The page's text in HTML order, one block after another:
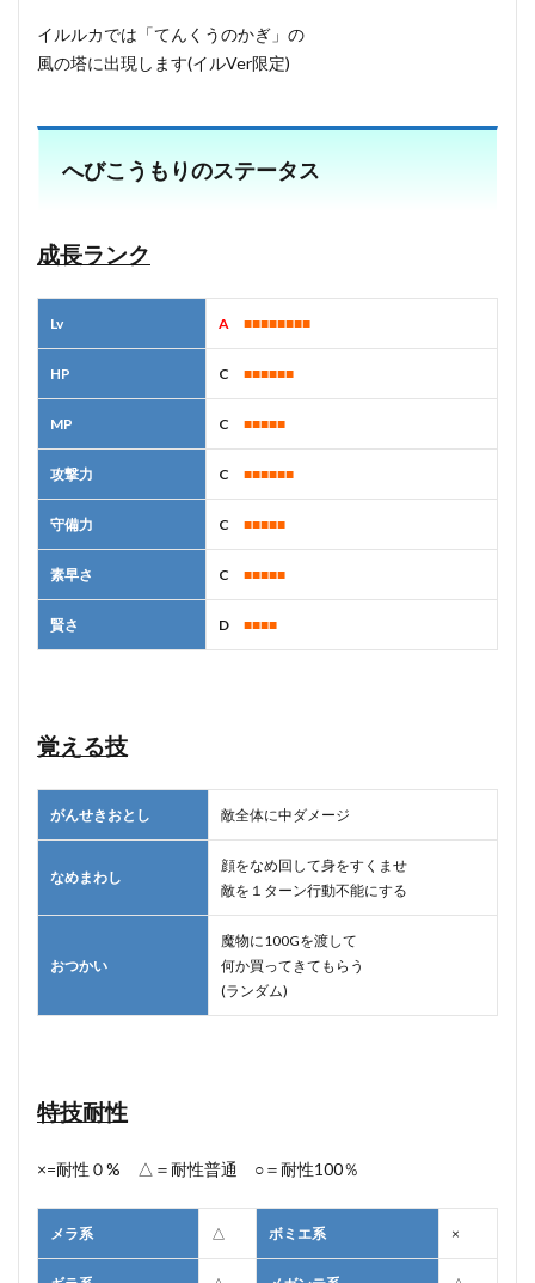
イルルカでは「てんくうのかぎ」の
風の塔に出現します(イルVer限定)
へびこうもりのステータス
成長ランク
Lv A ■■■■■■■■
HP C ■■■■■■
MP C ■■■■■
攻撃力 C ■■■■■■
守備力 C ■■■■■
素早さ C ■■■■■
賢さ D ■■■■
覚える技
がんせきおとし 敵全体に中ダメージ
なめまわし
顔をなめ回して身をすくませ
敵を１ターン行動不能にする
おつかい
魔物に100Gを渡して
何か買ってきてもらう
(ランダム)
特技耐性
×=耐性０% △＝耐性普通 ○＝耐性100％
メラ系 △ ボミエ系 ×